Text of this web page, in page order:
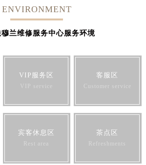
ENVIRONMENT
兰维修服务中心服务环境
VIP服务区
VIP service
客服区
Customer service
宾客休息区
Rest area
茶点区
Refreshments